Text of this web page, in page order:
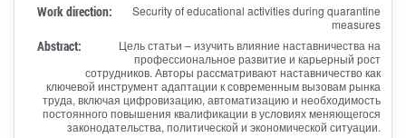
Work direction:
Security of educational activities during quarantine
measures
Abstract:
Цель статьи – изучить влияние наставничества на
профессиональное развитие и карьерный рост
сотрудников. Авторы рассматривают наставничество как
ключевой инструмент адаптации к современным вызовам рынка
труда, включая цифровизацию, автоматизацию и необходимость
постоянного повышения квалификации в условиях меняющегося
законодательства, политической и экономической ситуации.